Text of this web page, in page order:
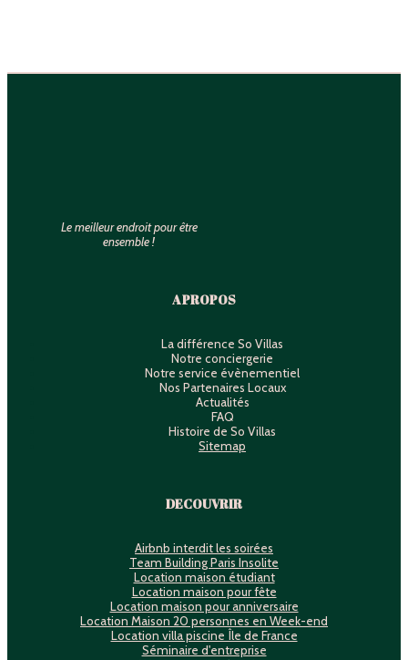
Le meilleur endroit pour être
ensemble !
A PROPOS
La différence So Villas
Notre conciergerie
Notre service évènementiel
Nos Partenaires Locaux
Actualités
FAQ
Histoire de So Villas
Sitemap
DECOUVRIR
Airbnb interdit les soirées
Team Building Paris Insolite
Location maison étudiant
Location maison pour fête
Location maison pour anniversaire
Location Maison 20 personnes en Week-end
Location villa piscine Île de France
Séminaire d'entreprise